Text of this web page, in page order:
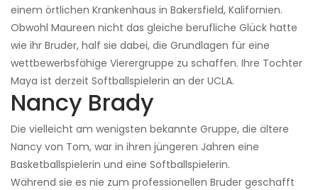
einem örtlichen Krankenhaus in Bakersfield, Kalifornien.
Obwohl Maureen nicht das gleiche berufliche Glück hatte
wie ihr Bruder, half sie dabei, die Grundlagen für eine
wettbewerbsfähige Vierergruppe zu schaffen. Ihre Tochter
Maya ist derzeit Softballspielerin an der UCLA.
Nancy Brady
Die vielleicht am wenigsten bekannte Gruppe, die ältere
Nancy von Tom, war in ihren jüngeren Jahren eine
Basketballspielerin und eine Softballspielerin.
Während sie es nie zum professionellen Bruder geschafft